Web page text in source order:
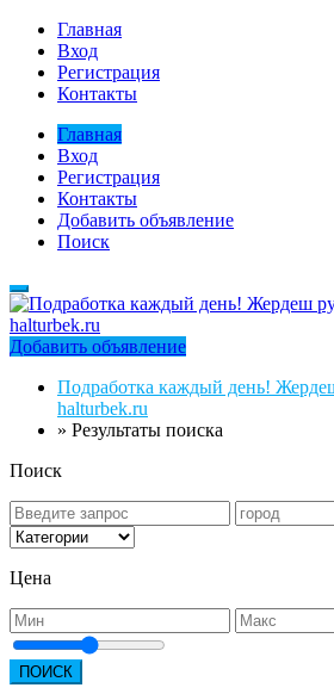
Главная
Вход
Регистрация
Контакты
Главная
Вход
Регистрация
Контакты
Добавить объявление
Поиск
Добавить объявление
Подработка каждый день!
halturbek.ru
» Результаты поиска
Поиск
Цена
ПОИСК